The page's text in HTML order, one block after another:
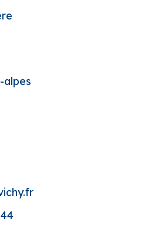
alpes